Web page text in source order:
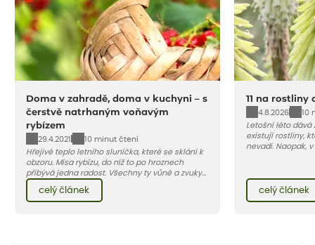
Doma v zahradě, doma v kuchyni – s
čerstvě natrhaným voňavým
rybízem
29.4.2021
10 minut čtení
Hřejivé teplo letního sluníčka, které se sklání k
obzoru. Mísa rybízu, do níž to po hroznech
přibývá jedna radost. Všechny ty vůně a zvuky
červencové zahrady. Sklizeň rybízu do kuchyně
vnese neuvěřitelný klid a radost. A taky trochu
bezstarostnosti dětství při mlsání babiččina
celý článek
11 na rostliny
4.8.2026
10
Letošní léto dává
existují rostliny,
nevadí. Naopak,
horké a suché
Pojďme se
celý článek